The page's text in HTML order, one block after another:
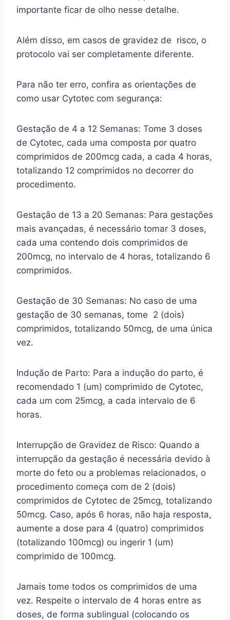
importante ficar de olho nesse detalhe.
Além disso, em casos de gravidez de risco, o
protocolo vai ser completamente diferente.
Para não ter erro, confira as orientações de
como usar Cytotec com segurança:
Gestação de 4 a 12 Semanas: Tome 3 doses
de Cytotec, cada uma composta por quatro
comprimidos de 200mcg cada, a cada 4 horas,
totalizando 12 comprimidos no decorrer do
procedimento.
Gestação de 13 a 20 Semanas: Para gestações
mais avançadas, é necessário tomar 3 doses,
cada uma contendo dois comprimidos de
200mcg, no intervalo de 4 horas, totalizando 6
comprimidos.
Gestação de 30 Semanas: No caso de uma
gestação de 30 semanas, tome 2 (dois)
comprimidos, totalizando 50mcg, de uma única
vez.
Indução de Parto: Para a indução do parto, é
recomendado 1 (um) comprimido de Cytotec,
cada um com 25mcg, a cada intervalo de 6
horas.
Interrupção de Gravidez de Risco: Quando a
interrupção da gestação é necessária devido à
morte do feto ou a problemas relacionados, o
procedimento começa com de 2 (dois)
comprimidos de Cytotec de 25mcg, totalizando
50mcg. Caso, após 6 horas, não haja resposta,
aumente a dose para 4 (quatro) comprimidos
(totalizando 100mcg) ou ingerir 1 (um)
comprimido de 100mcg.
Jamais tome todos os comprimidos de uma
vez. Respeite o intervalo de 4 horas entre as
doses, de forma sublingual (colocando os